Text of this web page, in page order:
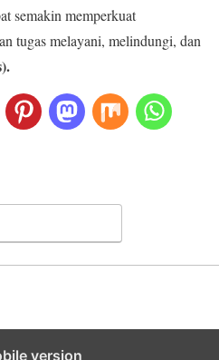
semakin memperkuat
tugas melayani, melindungi, dan
version